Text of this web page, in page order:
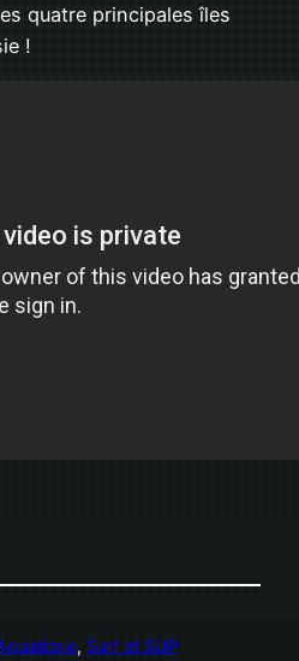
quatre principales îles
!
, Surf et SUP